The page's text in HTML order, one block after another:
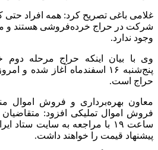
غلامی باغی تصریح کرد: همه افراد حتی
شرکت در حراج خرده‌فروشی هستند و
وجود ندارد.
وی با بیان اینکه حراج مرحله دوم
پنج‌شنبه ۱۶ اسفندماه آغاز
حراج است.
معاون بهره‌برداری و فروش اموال
پیشنهاد قیمت را خواهند داشت.